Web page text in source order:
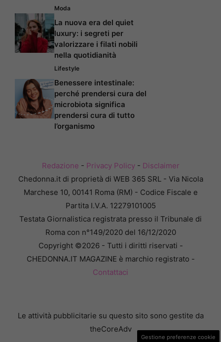
Moda
La nuova era del quiet
luxury: i segreti per
valorizzare i filati nobili
nella quotidianità
Lifestyle
Benessere intestinale:
perché prendersi cura del
microbiota significa
prendersi cura di tutto
l’organismo
Redazione - Privacy Policy- Disclaimer
Chedonna.it di proprietà di WEB 365 SRL - Via Nicola
Marchese 10, 00141 Roma (RM) - Codice Fiscale e
Partita I.V.A. 12279101005
Testata Giornalistica registrata presso il Tribunale di
Roma con n°149/2020 del 16/12/2020
Copyright ©2026 - Tutti i diritti riservati -
CHEDONNA.IT MAGAZINE è marchio registrato -
Contattaci
Le attività pubblicitarie su questo sito sono gestite da
theCoreAdv
Gestione preferenze cookie